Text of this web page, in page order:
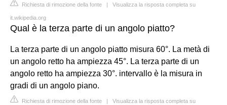
Richiesta di rimozione della fonte | Visualizza la risposta completa su
it.wikipedia.org
Qual è la terza parte di un angolo piatto?
La terza parte di un angolo piatto misura 60°. La metà di
un angolo retto ha ampiezza 45°. La terza parte di un
angolo retto ha ampiezza 30°. intervallo è la misura in
gradi di un angolo piano.
Richiesta di rimozione della fonte | Visualizza la risposta completa su